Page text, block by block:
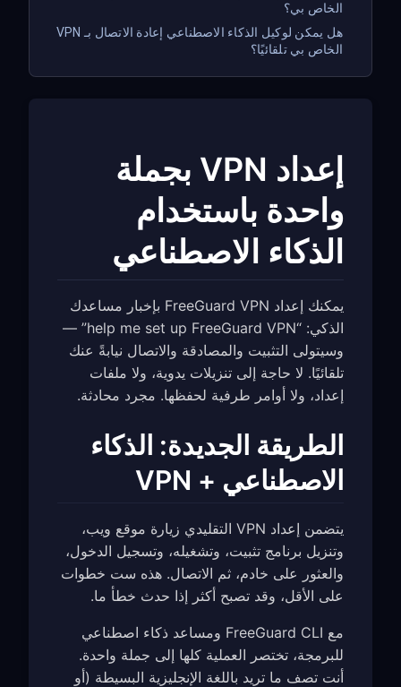
الخاص بي؟
هل يمكن لوكيل الذكاء الاصطناعي إعادة الاتصال بـ VPN
الخاص بي تلقائيًا؟
إعداد VPN بجملة
واحدة باستخدام
الذكاء الاصطناعي
يمكنك إعداد FreeGuard VPN بإخبار مساعدك
الذكي: “help me set up FreeGuard VPN” —
وسيتولى التثبيت والمصادقة والاتصال نيابةً عنك
تلقائيًا. لا حاجة إلى تنزيلات يدوية، ولا ملفات
إعداد، ولا أوامر طرفية لحفظها. مجرد محادثة.
الطريقة الجديدة: الذكاء
الاصطناعي + VPN
يتضمن إعداد VPN التقليدي زيارة موقع ويب،
وتنزيل برنامج تثبيت، وتشغيله، وتسجيل الدخول،
والعثور على خادم، ثم الاتصال. هذه ست خطوات
على الأقل، وقد تصبح أكثر إذا حدث خطأ ما.
مع FreeGuard CLI ومساعد ذكاء اصطناعي
للبرمجة، تختصر العملية كلها إلى جملة واحدة.
أنت تصف ما تريد باللغة الإنجليزية البسيطة (أو